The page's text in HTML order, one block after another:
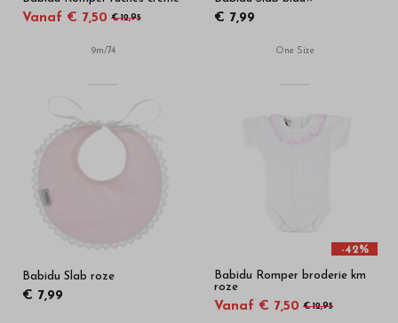
Vanaf € 7,50 € 12,95
9m/74
€ 7,99
One Size
Babidu Slab roze
€ 7,99
-42%
Babidu Romper broderie km
roze
Vanaf € 7,50 € 12,95